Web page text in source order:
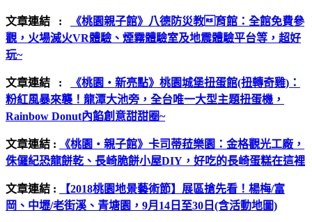
文章連結 :
《桃園親子館》八德防災教育館：全館免費參
觀，火場滅火VR體驗、煙霧體驗室及地震體驗平台等，超好
玩~
文章連結 :
《桃園‧新亮點》桃園城堡扭蛋館(扭轉奇雞)：
粉紅風暴來襲！龍潭大池旁，全台唯一大型主題扭蛋機，
Rainbow Donut內餡創意甜甜圈~
文章連結 :
《桃園‧親子館》卡司蒂菈樂園：金格觀光工廠，
侏儸紀恐龍餅乾、長崎脆餅小屋DIY，好吃的長崎蛋糕在這裡
文章連結 :
【2018桃園地景藝術節】展區搶先看！楊梅/富
岡、中壢/老街溪、青塘園，9月14日至30日(含活動地圖)